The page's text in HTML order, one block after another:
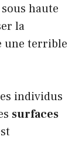
haute
la
une terrible
individus
surfaces